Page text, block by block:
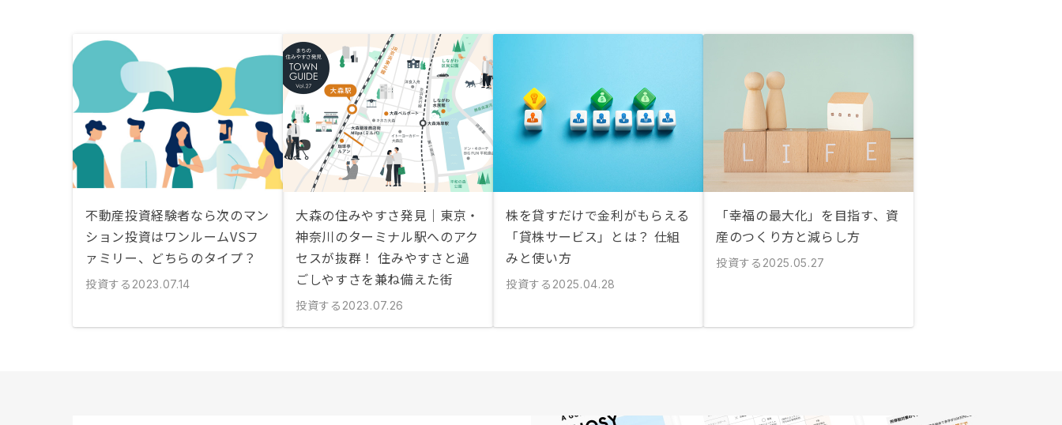
不動産投資経験者なら次のマン
ション投資はワンルームVSフ
ァミリー、どちらのタイプ？
投資する 2023.07.14
大森の住みやすさ発見｜東京・
神奈川のターミナル駅へのアク
セスが抜群！ 住みやすさと過
ごしやすさを兼ね備えた街
投資する 2023.07.26
株を貸すだけで金利がもらえる
「貸株サービス」とは？ 仕組
みと使い方
投資する 2025.04.28
「幸福の最大化」を目指す、資
産のつくり方と減らし方
投資する 2025.05.27